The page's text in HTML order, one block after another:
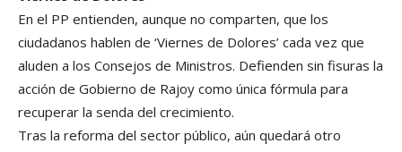
En el PP entienden, aunque no comparten, que los
ciudadanos hablen de ‘Viernes de Dolores’ cada vez que
aluden a los Consejos de Ministros. Defienden sin fisuras la
acción de Gobierno de Rajoy como única fórmula para
recuperar la senda del crecimiento.
Tras la reforma del sector público, aún quedará otro